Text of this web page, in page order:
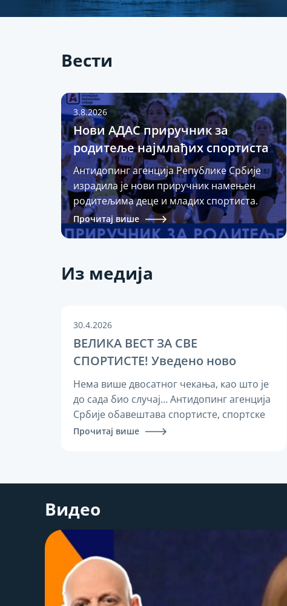
Вести
3.8.2026
Нови АДАС приручник за
родитеље најмлађих спортиста
Антидопинг агенција Републике Србије
израдила је нови приручник намењен
родитељима деце и младих спортиста.
Родитељи имају једну од најзначајнијих
улога у одрастању спортиста и доношењу
Приручник помаже родитељима да
сопствену улогу и одговорност. Посебна
Прочитај више
Из медија
30.4.2026
ВЕЛИКА ВЕСТ ЗА СВЕ
СПОРТИСТЕ! Уведено ново
правило о допинг контроли –
ово ће их ОДУШЕВИТИ!
Нема више двосатног чекања, као што је
до сада био случај… Антидопинг агенција
Србије обавештава спортисте, спортске
раднике и све заинтересоване о
током допинг контроле може бити
изабран за давање узорка урина и/или
Прочитај више
Видео